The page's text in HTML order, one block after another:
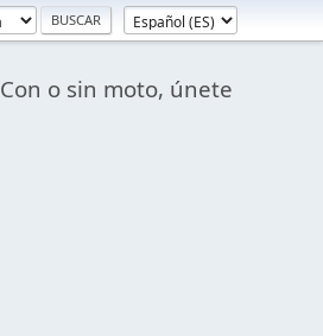
Con o sin moto, únete